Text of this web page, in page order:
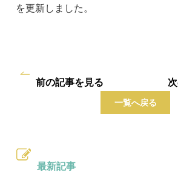
を更新しました。
前の記事を見る
一覧へ戻る
最新記事